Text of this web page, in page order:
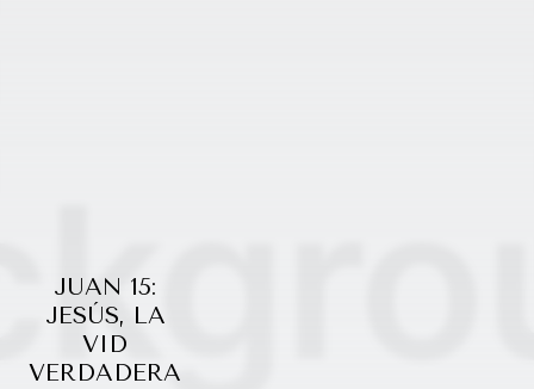
JUAN 15:
JESÚS, LA
VID
VERDADERA